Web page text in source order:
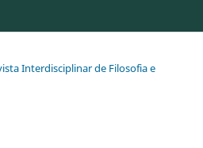
Interdisciplinar de Filosofia e